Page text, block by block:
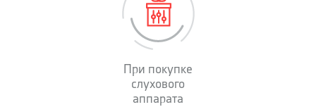
При покупке
слухового
аппарата